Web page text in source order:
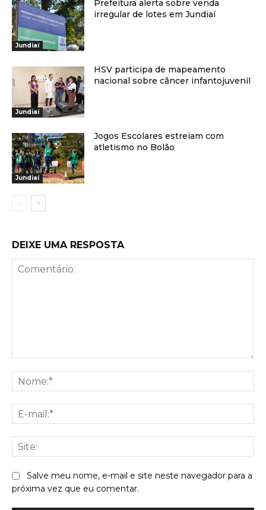
Jundiaí
Prefeitura alerta sobre venda
irregular de lotes em Jundiaí
Jundiaí
HSV participa de mapeamento
nacional sobre câncer infantojuvenil
Jundiaí
Jogos Escolares estreiam com
atletismo no Bolão
DEIXE UMA RESPOSTA
Salve meu nome, e-mail e site neste navegador para a
próxima vez que eu comentar.